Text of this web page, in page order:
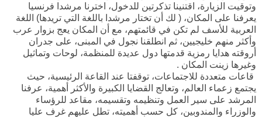
وتوقيت الزيارة، اقتنينا تذكرتين للدخول، اخترنا مرشدا فرنسيا
يعرفنا على المكان، ( لك أن تختار مرشدا باللغة التي تريدها) اللغة
العربية للأسف لم تكن في قائمتهم، مع أن المكان يعج بزوار عرب
وأكثر منهم خليجيين، ثم انطلقنا نجول في المبنى، على جدران
أروقته هدايا رمزية قدمتها دول عديدة للمنظمة، لوحات وتماثيل
وغيرها زينت المكان .
قاعات متعددة للاجتماعات، توقفتا عند القاعة الرئيسية، حيث
يجتمع زعماء العالم، وتعالج القضايا الكبيرة والأكثر أهمية، عرفنا
المرشد على سير العمل وتنظيمه وتقسيمه، مقاعد للرؤساء
والوزراء والمندوبين، كل حسب أهميته، تطل عليهم غرف عليا